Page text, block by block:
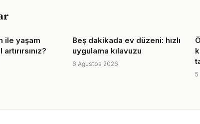
ile yaşam
Beş dakikada ev düzeni: hızlı
uygulama kılavuzu
6 Ağustos 2026
5